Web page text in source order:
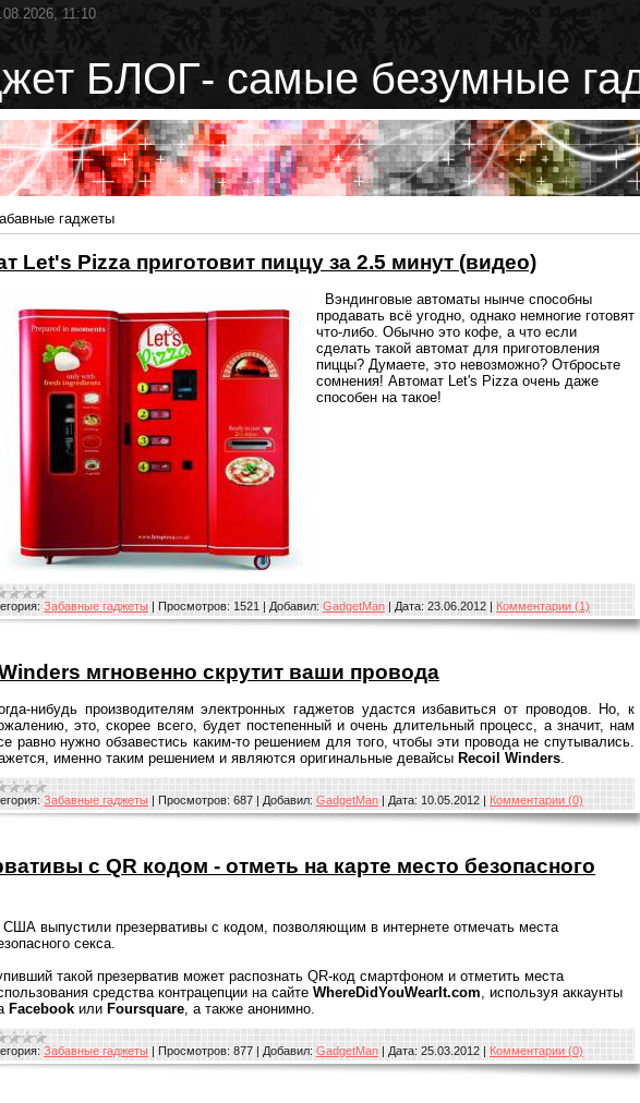
11:10
БЛОГ- самые безумные
гаджеты
Let's Pizza приготовит пиццу за 2.5 минут (видео)
Вэндинговые автоматы нынче способны
продавать всё угодно, однако немногие готовят
что-либо. Обычно это кофе, а что если
сделать такой автомат для приготовления
пиццы? Думаете, это невозможно? Отбросьте
сомнения! Автомат Let's Pizza очень даже
способен на такое!
Забавные гаджеты | Просмотров: 1521 | Добавил: GadgetMan | Дата: 23.06.2012 | Комментарии (1)
мгновенно скрутит ваши провода
нибудь производителям электронных гаджетов удастся избавиться от проводов. Но, к
это, скорее всего, будет постепенный и очень длительный процесс, а значит, нам
равно нужно обзавестись каким-то решением для того, чтобы эти провода не спутывались.
именно таким решением и являются оригинальные девайсы Recoil Winders
Забавные гаджеты | Просмотров: 687 | Добавил: GadgetMan | Дата: 10.05.2012 | Комментарии (0)
с QR кодом - отметь на карте место безопасного
США выпустили презервативы с кодом, позволяющим в интернете отмечать места
секса.
такой презерватив может распознать QR-код смартфоном и отметить места
средства контрацепции на сайте WhereDidYouWearIt.com , используя аккаунты
Facebook или Foursquare , а также анонимно.
Забавные гаджеты | Просмотров: 877 | Добавил: GadgetMan | Дата: 25.03.2012 | Комментарии (0)